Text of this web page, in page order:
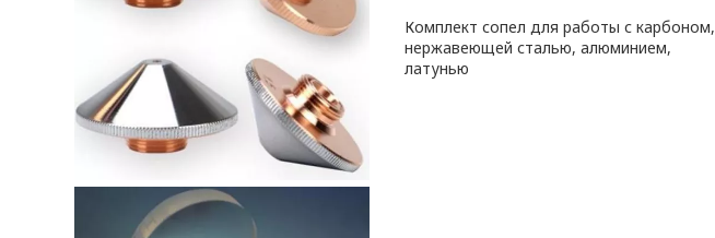
Комплект сопел для работы с карбоном,
нержавеющей сталью, алюминием,
латунью